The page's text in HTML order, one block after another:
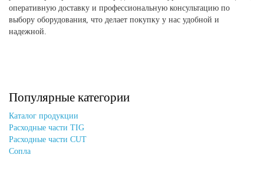
оперативную доставку и профессиональную консультацию по
выбору оборудования, что делает покупку у нас удобной и
надежной.
Популярные категории
Каталог продукции
Расходные части TIG
Расходные части CUT
Сопла